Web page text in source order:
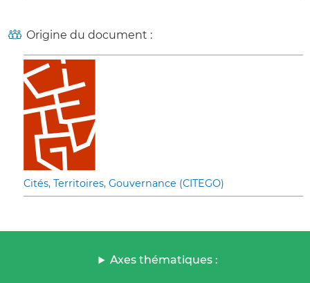
Origine du document :
Cités, Territoires, Gouvernance (CITEGO)
Axes thématiques :